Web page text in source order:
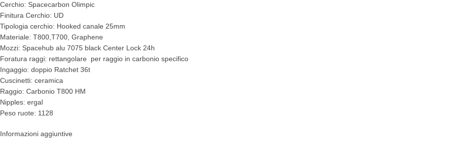
Cerchio: Spacecarbon Olimpic
Finitura Cerchio: UD
Tipologia cerchio: Hooked canale 25mm
Materiale: T800,T700, Graphene
Mozzi: Spacehub alu 7075 black Center Lock 24h
Foratura raggi: rettangolare per raggio in carbonio specifico
Ingaggio: doppio Ratchet 36t
Cuscinetti: ceramica
Raggio: Carbonio T800 HM
Nipples: ergal
Peso ruote: 1128
Informazioni aggiuntive